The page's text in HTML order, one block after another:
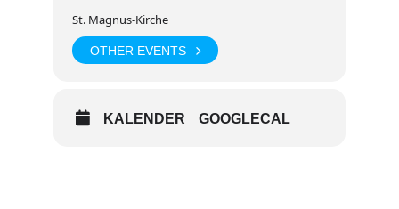
St. Magnus-Kirche
OTHER EVENTS
KALENDER GOOGLECAL